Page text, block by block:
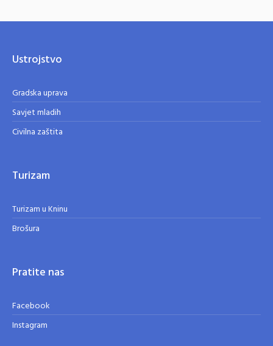
Ustrojstvo
Gradska uprava
Savjet mladih
Civilna zaštita
Turizam
Turizam u Kninu
Brošura
Pratite nas
Facebook
Instagram